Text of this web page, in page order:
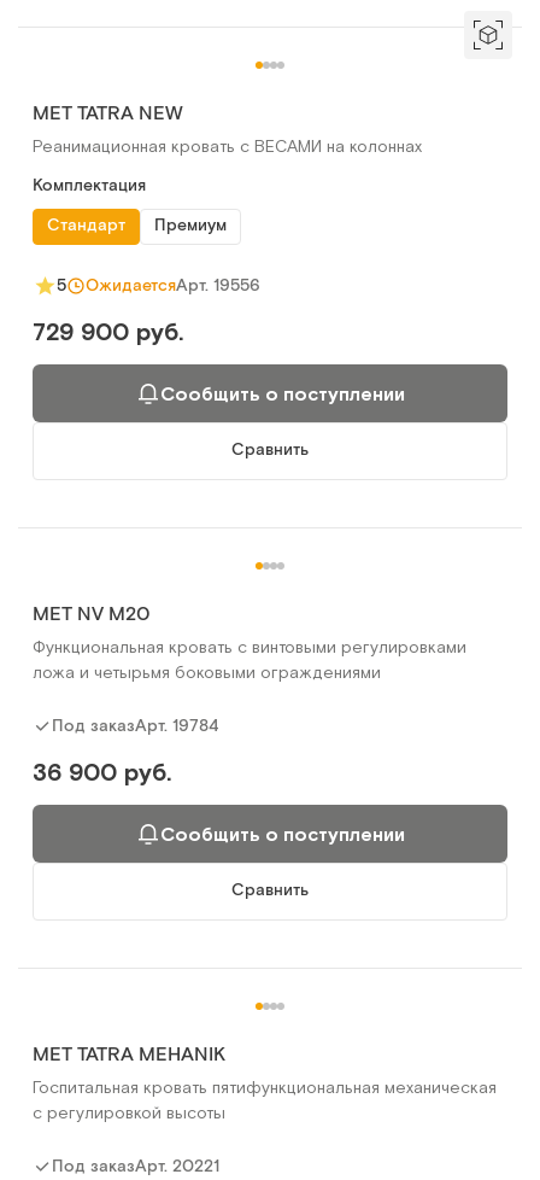
MET TATRA NEW
Реанимационная кровать с ВЕСАМИ на колоннах
Комплектация
Стандарт
Премиум
5 ОжидаетсяАрт. 19556
729 900 руб.
Сообщить о поступлении
Сравнить
MET NV M20
Функциональная кровать с винтовыми регулировками
ложа и четырьмя боковыми ограждениями
Под заказАрт. 19784
36 900 руб.
Сообщить о поступлении
Сравнить
MET TATRA MEHANIK
Госпитальная кровать пятифункциональная механическая
с регулировкой высоты
Под заказАрт. 20221